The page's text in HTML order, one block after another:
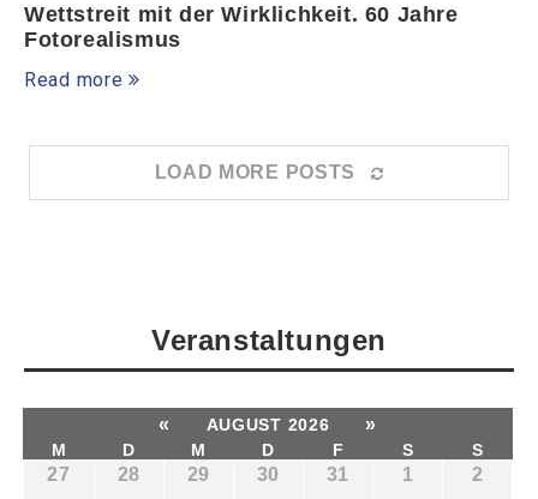
Wettstreit mit der Wirklichkeit. 60 Jahre
Fotorealismus
Read more
LOAD MORE POSTS
Veranstaltungen
« AUGUST 2026 »
M D M D F S S
27 28 29 30 31 1 2